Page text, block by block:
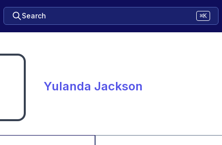
Search ⌘K
Yulanda Jackson